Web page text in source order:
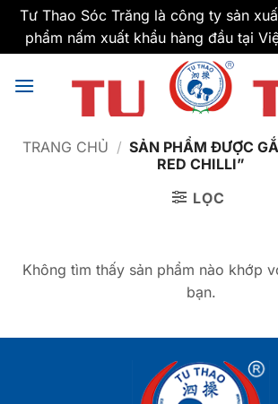
Tư Thao Sóc Trăng là công ty sản
phẩm nấm xuất khẩu hàng đầu tại
qua
TRANG CHỦ / SẢN PHẨM ĐƯỢC
RED CHILLI”
LỌC
Không tìm thấy sản phẩm nào khớp
bạn.